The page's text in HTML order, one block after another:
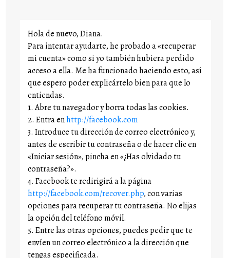
Hola de nuevo, Diana.
Para intentar ayudarte, he probado a «recuperar
mi cuenta» como si yo también hubiera perdido
acceso a ella. Me ha funcionado haciendo esto, así
que espero poder explicártelo bien para que lo
entiendas.
1. Abre tu navegador y borra todas las cookies.
2. Entra enhttp://facebook.com
3. Introduce tu dirección de correo electrónico y,
antes de escribir tu contraseña o de hacer clic en
«Iniciar sesión», pincha en «¿Has olvidado tu
contraseña?».
4. Facebook te redirigirá a la página
http://facebook.com/recover.php, con varias
opciones para recuperar tu contraseña. No elijas
la opción del teléfono móvil.
5. Entre las otras opciones, puedes pedir que te
envíen un correo electrónico a la dirección que
tengas especificada.